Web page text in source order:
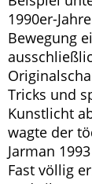
1990er-
Bewegung
Tricks und
Kunstlicht
wagte der
Jarman
Fast völlig